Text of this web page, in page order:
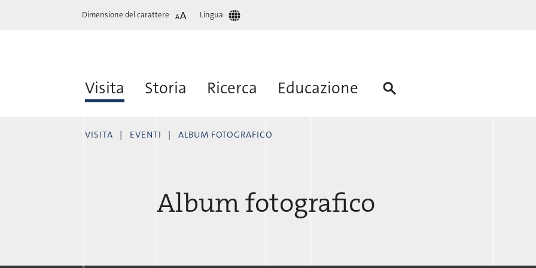
Dimensione del carattere Lingua
Visita Storia Ricerca Educazione
VISITA EVENTI ALBUM FOTOGRAFICO
Album fotografico